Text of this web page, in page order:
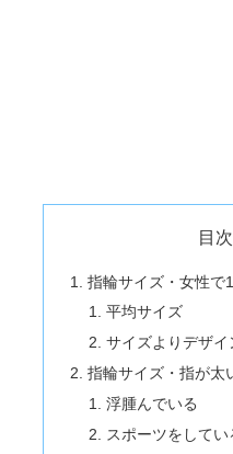
目次
指輪サイズ・女性で
平均サイズ
サイズよりデザイ
指輪サイズ・指が太
浮腫んでいる
スポーツをしてい